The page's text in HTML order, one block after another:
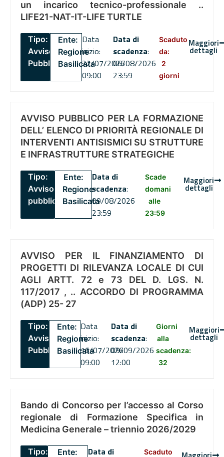
un incarico tecnico-professionale ..
LIFE21-NAT-IT-LIFE TURTLE
Tipo:
Avviso
Pubblico
Ente:
Regione
Basilicata
Data
inizio:
22/07/2026
09:00
Data di
scadenza:
06/08/2026
23:59
Scaduto
da:
2
giorni
Maggiori
dettagli
AVVISO PUBBLICO PER LA FORMAZIONE
DELL’ ELENCO DI PRIORITÀ REGIONALE DI
INTERVENTI ANTISISMICI SU STRUTTURE
E INFRASTRUTTURE STRATEGICHE
Tipo:
Avviso
pubblico
Ente:
Regione
Basilicata
Data di
scadenza:
09/08/2026
23:59
Scade
domani
alle
23:59
Maggiori
dettagli
AVVISO PER IL FINANZIAMENTO DI
PROGETTI DI RILEVANZA LOCALE DI CUI
AGLI ARTT. 72 e 73 DEL D. LGS. N.
117/2017 , .. ACCORDO DI PROGRAMMA
(ADP) 25- 27
Tipo:
Avviso
Pubblico
Ente:
Regione
Basilicata
Data
inizio:
16/07/2026
09:00
Data di
scadenza:
09/09/2026
12:00
Giorni
alla
scadenza:
32
Maggiori
dettagli
Bando di Concorso per l’accesso al Corso
regionale di Formazione Specifica in
Medicina Generale – triennio 2026/2029
Tipo:
Ente:
Data di
Scaduto